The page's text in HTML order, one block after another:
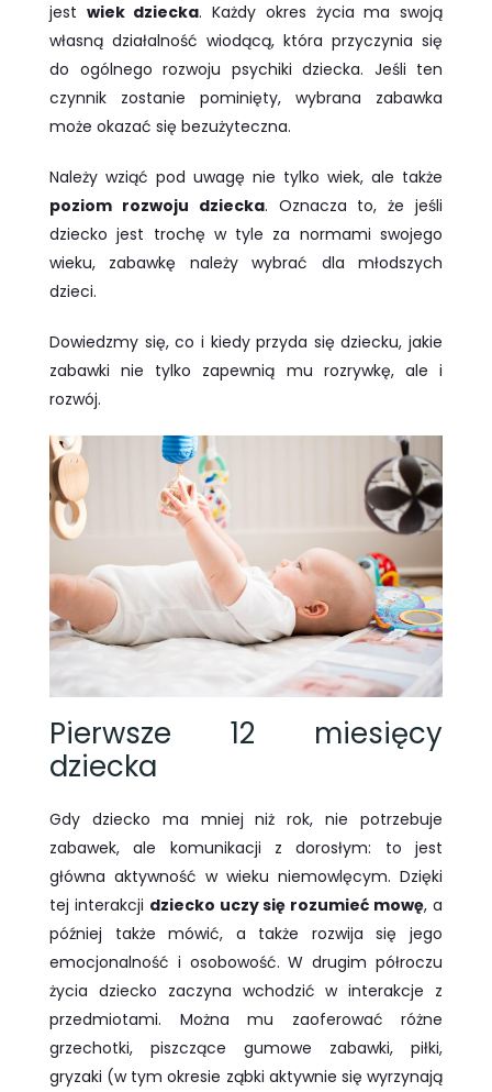
jest wiek dziecka. Każdy okres życia ma swoją
własną działalność wiodącą, która przyczynia się
do ogólnego rozwoju psychiki dziecka. Jeśli ten
czynnik zostanie pominięty, wybrana zabawka
może okazać się bezużyteczna.
Należy wziąć pod uwagę nie tylko wiek, ale także
poziom rozwoju dziecka. Oznacza to, że jeśli
dziecko jest trochę w tyle za normami swojego
wieku, zabawkę należy wybrać dla młodszych
dzieci.
Dowiedzmy się, co i kiedy przyda się dziecku, jakie
zabawki nie tylko zapewnią mu rozrywkę, ale i
rozwój.
Pierwsze 12 miesięcy
dziecka
Gdy dziecko ma mniej niż rok, nie potrzebuje
zabawek, ale komunikacji z dorosłym: to jest
główna aktywność w wieku niemowlęcym. Dzięki
tej interakcji dziecko uczy się rozumieć mowę, a
później także mówić, a także rozwija się jego
emocjonalność i osobowość. W drugim półroczu
życia dziecko zaczyna wchodzić w interakcje z
przedmiotami. Można mu zaoferować różne
grzechotki, piszczące gumowe zabawki, piłki,
gryzaki (w tym okresie ząbki aktywnie się wyrzynają